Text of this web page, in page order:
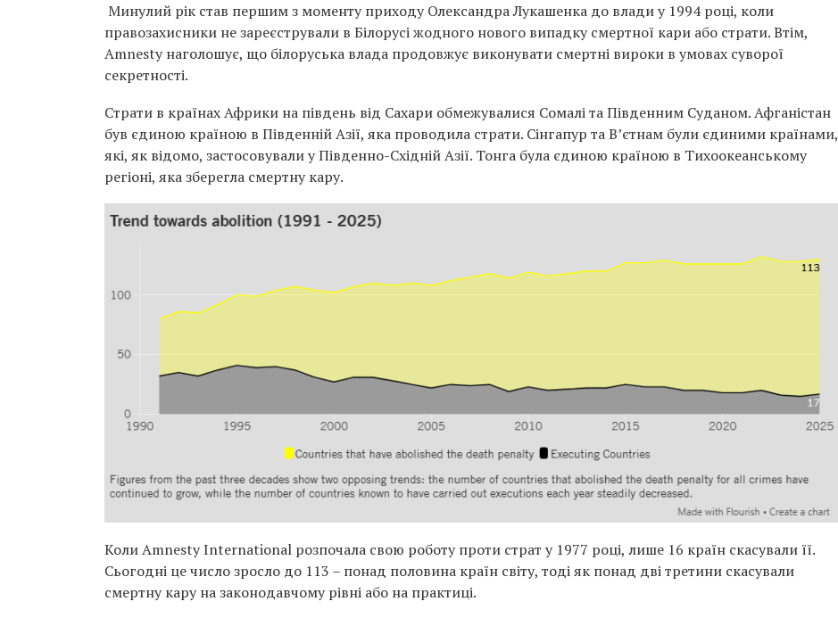
Минулий рік став першим з моменту приходу Олександра Лукашенка до влади у 1994 році, коли
правозахисники не зареєстрували в Білорусі жодного нового випадку смертної кари або страти. Втім,
Amnesty наголошує, що білоруська влада продовжує виконувати смертні вироки в умовах суворої
секретності.
Страти в країнах Африки на південь від Сахари обмежувалися Сомалі та Південним Суданом. Афганістан
був єдиною країною в Південній Азії, яка проводила страти. Сінгапур та В’єтнам були єдиними країнами,
які, як відомо, застосовували у Південно-Східній Азії. Тонга була єдиною країною в Тихоокеанському
регіоні, яка зберегла смертну кару.
Коли Amnesty International розпочала свою роботу проти страт у 1977 році, лише 16 країн скасували її.
Сьогодні це число зросло до 113 – понад половина країн світу, тоді як понад дві третини скасували
смертну кару на законодавчому рівні або на практиці.